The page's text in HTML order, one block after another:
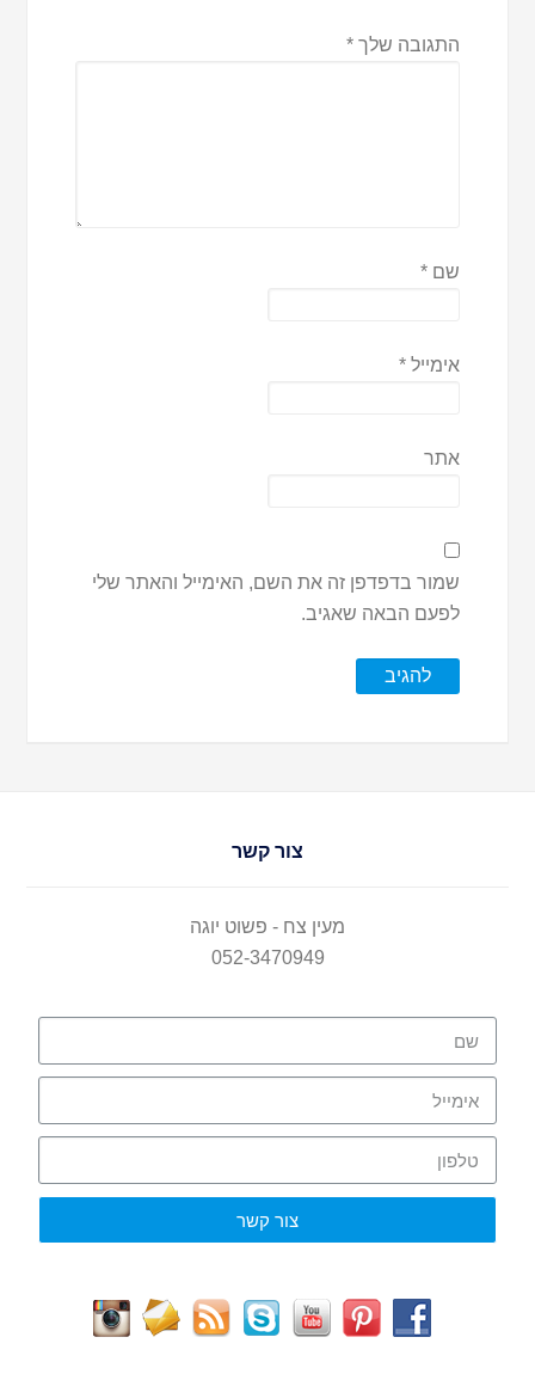
התגובה שלך*
שם*
אימייל*
אתר
שמור בדפדפן זה את השם, האימייל והאתר שלי
לפעם הבאה שאגיב.
צור קשר
מעין צח - פשוט יוגה
052-3470949
צור קשר